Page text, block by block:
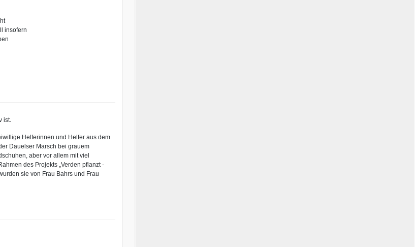
insofern
ist.
Helferinnen und Helfer aus dem
Dauelser Marsch bei grauem
aber vor allem mit viel
des Projekts „Verden pflanzt -
sie von Frau Bahrs und Frau